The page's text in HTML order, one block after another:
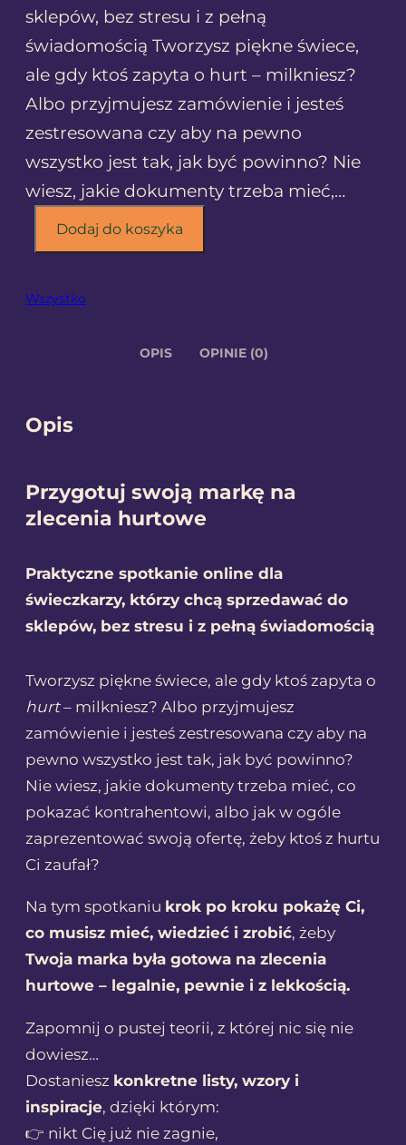
sklepów, bez stresu i z pełną
świadomością Tworzysz piękne świece,
ale gdy ktoś zapyta o hurt – milkniesz?
Albo przyjmujesz zamówienie i jesteś
zestresowana czy aby na pewno
wszystko jest tak, jak być powinno? Nie
wiesz, jakie dokumenty trzeba mieć,…
ś
z
g
o
u
j
s
o
j
ą
m
r
k
n
a
z
e
c
e
n
Dodaj do koszyka
Wszystko
OPIS OPINIE (0)
Opis
Przygotuj swoją markę na
zlecenia hurtowe
Praktyczne spotkanie online dla
świeczkarzy, którzy chcą sprzedawać do
sklepów, bez stresu i z pełną świadomością
Tworzysz piękne świece, ale gdy ktoś zapyta o
hurt– milkniesz? Albo przyjmujesz
zamówienie i jesteś zestresowana czy aby na
pewno wszystko jest tak, jak być powinno?
Nie wiesz, jakie dokumenty trzeba mieć, co
pokazać kontrahentowi, albo jak w ogóle
zaprezentować swoją ofertę, żeby ktoś z hurtu
Ci zaufał?
Na tym spotkaniu krok po kroku pokażę Ci,
co musisz mieć, wiedzieć i zrobić, żeby
Twoja marka była gotowa na zlecenia
hurtowe – legalnie, pewnie i z lekkością.
Zapomnij o pustej teorii, z której nic się nie
dowiesz…
Dostaniesz konkretne listy, wzory i
inspiracje, dzięki którym:
👉 nikt Cię już nie zagnie,